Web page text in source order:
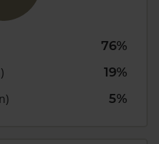
76%
19%
5%